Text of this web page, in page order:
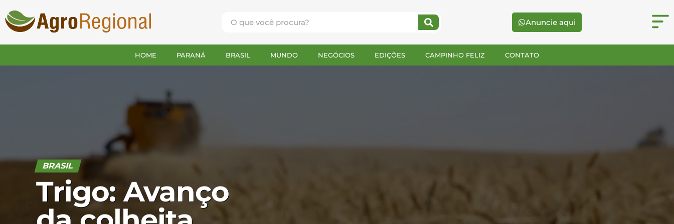
Anuncie aqui
HOME PARANÁ BRASIL MUNDO NEGÓCIOS EDIÇÕES CAMPINHO FELIZ CONTATO
BRASIL
Trigo: Avanço